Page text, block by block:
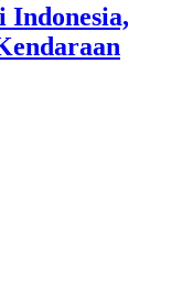
Indonesia,